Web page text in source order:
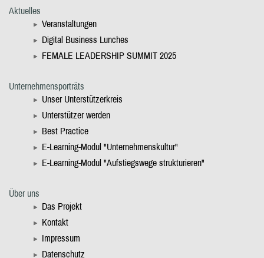
Aktuelles
Veranstaltungen
Digital Business Lunches
FEMALE LEADERSHIP SUMMIT 2025
Unternehmensporträts
Unser Unterstützerkreis
Unterstützer werden
Best Practice
E-Learning-Modul "Unternehmenskultur"
E-Learning-Modul "Aufstiegswege strukturieren"
Über uns
Das Projekt
Kontakt
Impressum
Datenschutz